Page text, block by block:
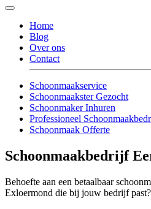
Home
Blog
Over ons
Contact
Schoonmaakservice
Schoonmaakster Gezocht
Schoonmaker Inhuren
Professioneel
Schoonmaak Offerte
Schoonmaakbedrijf
Behoefte aan een betaalbaar
Exloermond die bij jouw bedrijf past?